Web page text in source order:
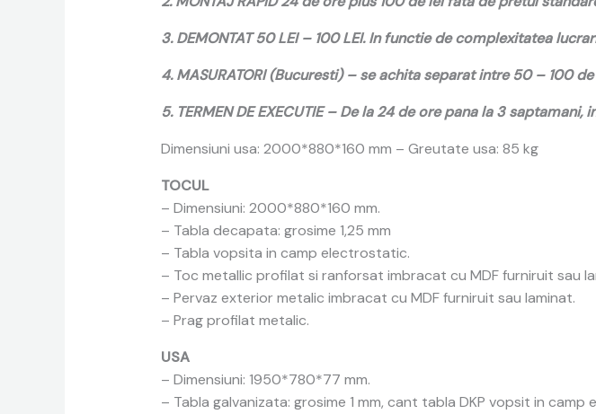
3. DEMONTAT 50 LEI – 100 LEI. In functie de complexitatea
4. MASURATORI (Bucuresti) – se achita separat intre 50 – 100 de
5. TERMEN DE EXECUTIE – De la 24 de ore pana la 3
Dimensiuni usa: 2000*880*160 mm – Greutate usa: 85 kg
TOCUL
– Dimensiuni: 2000*880*160 mm.
– Tabla decapata: grosime 1,25 mm
– Tabla vopsita in camp electrostatic.
– Toc metallic profilat si ranforsat imbracat cu MDF furniruit sau
– Pervaz exterior metalic imbracat cu MDF furniruit sau laminat.
– Prag profilat metalic.
USA
– Dimensiuni: 1950*780*77 mm.
– Tabla galvanizata: grosime 1 mm, cant tabla DKP vopsit in